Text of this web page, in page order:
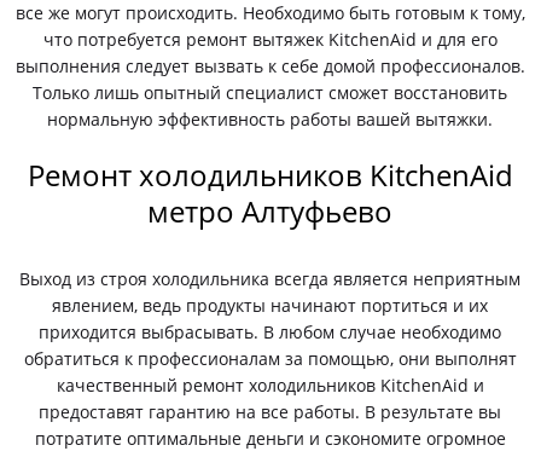
все же могут происходить. Необходимо быть готовым к тому,
что потребуется ремонт вытяжек KitchenAid и для его
выполнения следует вызвать к себе домой профессионалов.
Только лишь опытный специалист сможет восстановить
нормальную эффективность работы вашей вытяжки.
Ремонт холодильников KitchenAid
метро Алтуфьево
Выход из строя холодильника всегда является неприятным
явлением, ведь продукты начинают портиться и их
приходится выбрасывать. В любом случае необходимо
обратиться к профессионалам за помощью, они выполнят
качественный ремонт холодильников KitchenAid и
предоставят гарантию на все работы. В результате вы
потратите оптимальные деньги и сэкономите огромное